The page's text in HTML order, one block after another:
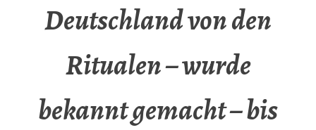
Deutschland von den
Ritualen – wurde
bekannt gemacht – bis